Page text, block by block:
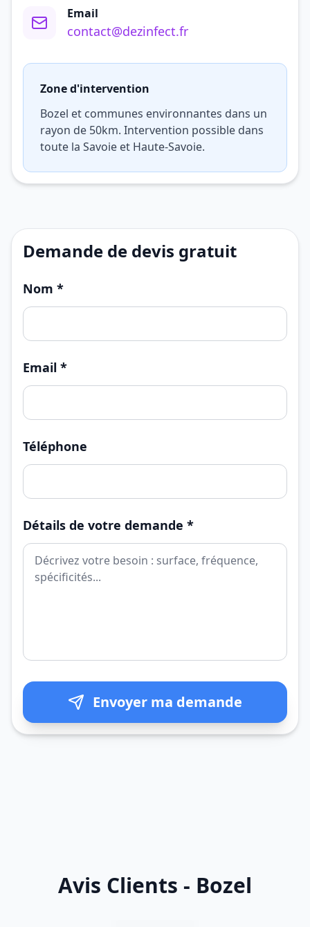
Email
contact@dezinfect.fr
Zone d'intervention
Bozel et communes environnantes dans un
rayon de 50km. Intervention possible dans
toute la Savoie et Haute-Savoie.
Demande de devis gratuit
Nom *
Email *
Téléphone
Détails de votre demande *
Envoyer ma demande
Avis Clients - Bozel